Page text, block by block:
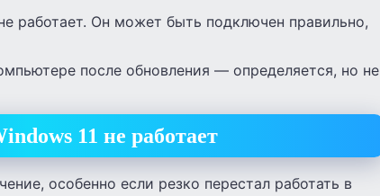
работает. Он может быть подключен правильно,
после обновления — определяется, но не
11 не работает
особенно если резко перестал работать в